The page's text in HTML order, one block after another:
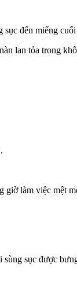
sục đến miếng
lan tỏa trong
giờ làm việc mệt
sục được